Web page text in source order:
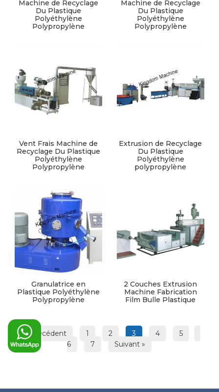
Machine de Recyclage
Du Plastique
Polyéthylène
Polypropylène
Machine de Recyclage
Du Plastique
Polyéthylène
Polypropylène
Vent Frais Machine de
Recyclage Du Plastique
Polyéthylène
Polypropylène
Extrusion de Recyclage
Du Plastique
Polyéthylène
polypropylène
Granulatrice en
Plastique Polyéthylène
Polypropylène
2 Couches Extrusion
Machine Fabrication
Film Bulle Plastique
« Précédent 1 2 3 4
5
6
7 Suivant »